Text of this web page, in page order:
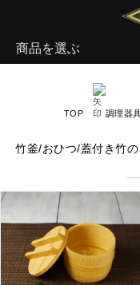
商品を選ぶ
TOP 調理器
竹釜/おひつ/蓋付き竹